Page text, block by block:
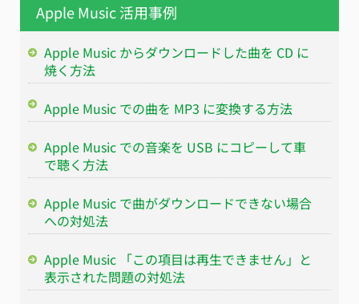
Apple Music 活用事例
Apple Music からダウンロードした曲を CD に
焼く方法
Apple Music での曲を MP3 に変換する方法
Apple Music での音楽を USB にコピーして車
で聴く方法
Apple Music で曲がダウンロードできない場合
への対処法
Apple Music 「この項目は再生できません」と
表示された問題の対処法